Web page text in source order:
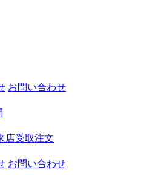
お問い合わせ
店受取注文
お問い合わせ